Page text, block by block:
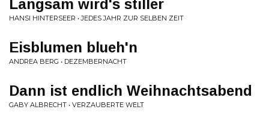
Langsam wird's stiller
HANSI HINTERSEER • JEDES JAHR ZUR SELBEN ZEIT
Eisblumen blueh'n
ANDREA BERG • DEZEMBERNACHT
Dann ist endlich Weihnachtsabend
GABY ALBRECHT • VERZAUBERTE WELT